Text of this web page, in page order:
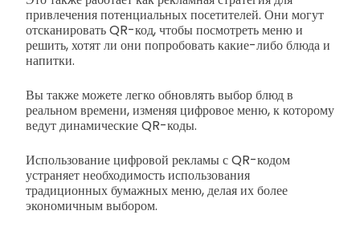
привлечения потенциальных посетителей. Они могут
отсканировать QR-код, чтобы посмотреть меню и
решить, хотят ли они попробовать какие-либо блюда и
напитки.
Вы также можете легко обновлять выбор блюд в
реальном времени, изменяя цифровое меню, к которому
ведут динамические QR-коды.
Использование цифровой рекламы с QR-кодом
устраняет необходимость использования
традиционных бумажных меню, делая их более
экономичным выбором.